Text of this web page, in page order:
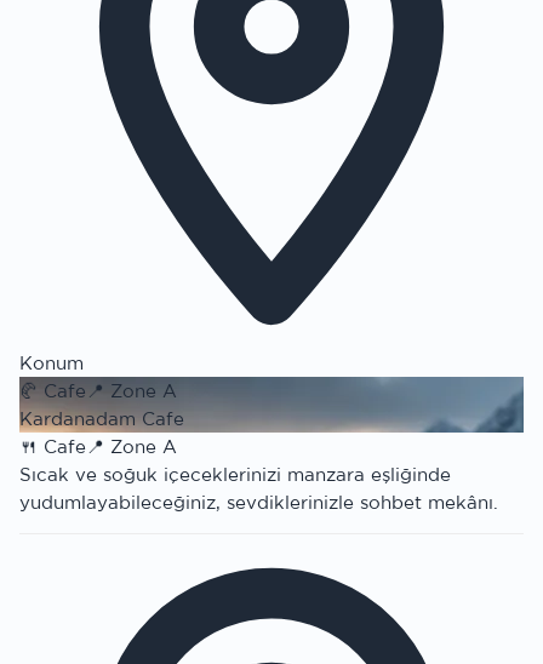
Konum
🥐 Cafe 📍 Zone A
Kardanadam Cafe
🍴 Cafe📍 Zone A
Sıcak ve soğuk içeceklerinizi manzara eşliğinde
yudumlayabileceğiniz, sevdiklerinizle sohbet mekânı.